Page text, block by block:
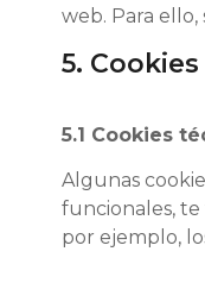
web. Para
5. Cookies
5.1 Cookies
Algunas
funcionales, te
por ejemplo,